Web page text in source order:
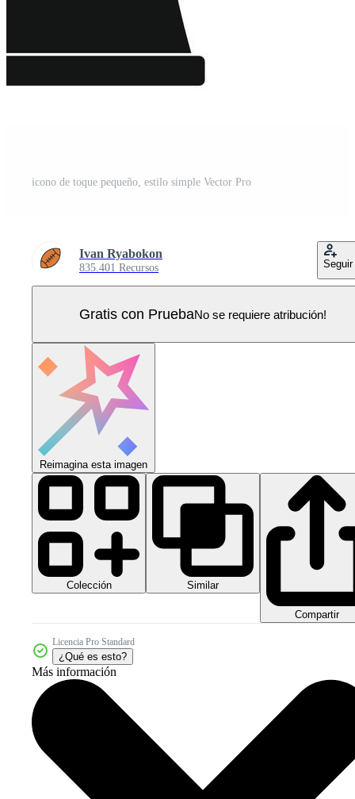
icono de toque pequeño, estilo simple Vector Pro
Ivan Ryabokon
835.401 Recursos Seguir
Gratis con PruebaNo se requiere atribución!
Reimagina esta imagen
Colección Similar
Compartir
Licencia Pro Standard
¿Qué es esto?
Más información